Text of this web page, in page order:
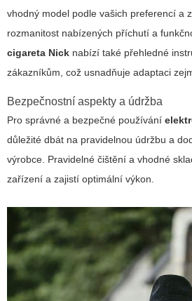
vhodný model podle vašich preferencí a
rozmanitost nabízených příchutí a
cigareta Nick nabízí také přehledné
zákazníkům, což usnadňuje adaptaci
Bezpečnostní aspekty a údržba
Pro správné a bezpečné používání
důležité dbát na pravidelnou údržbu a
výrobce. Pravidelné čištění a vhodné
zařízení a zajistí optimální výkon.